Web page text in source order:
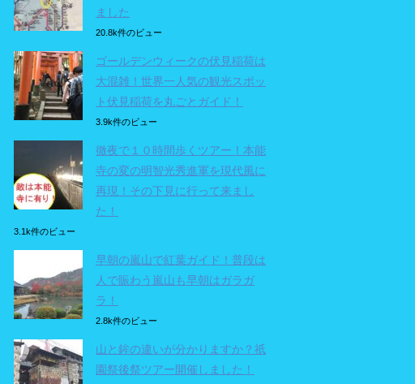
ました
20.8k件のビュー
ゴールデンウィークの伏見稲荷は
大混雑！世界一人気の観光スポッ
ト伏見稲荷を丸ごとガイド！
3.9k件のビュー
徹夜で１０時間歩くツアー！本能
寺の変の明智光秀進軍を現代風に
再現！その下見に行って来まし
た！
3.1k件のビュー
早朝の嵐山で紅葉ガイド！普段は
人で賑わう嵐山も早朝はガラガ
ラ！
2.8k件のビュー
山と鉾の違いが分かりますか？祇
園祭後祭ツアー開催しました！